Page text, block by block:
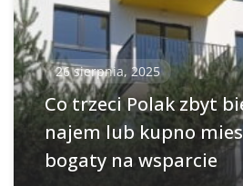
26 sierpnia, 2025
Co trzeci Polak zbyt
najem lub kupno
bogaty na wsparcie